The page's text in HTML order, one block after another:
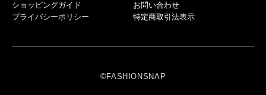
ショッピングガイド
プライバシーポリシー
お問い合わせ
特定商取引法表示
©FASHIONSNAP